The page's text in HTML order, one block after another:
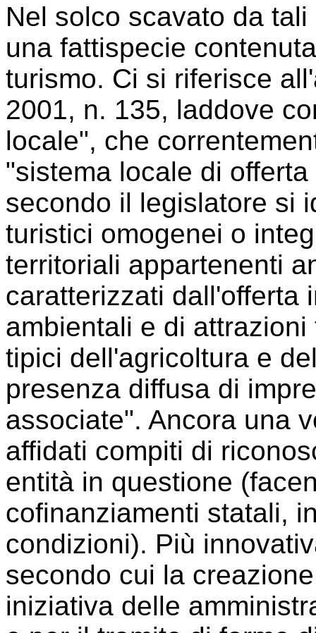
Nel solco scavato da
una fattispecie
turismo. Ci si riferisce
2001, n. 135, laddove
locale", che
"sistema locale di
secondo il legislatore si
turistici omogenei o
territoriali appartenenti
caratterizzati dall'offerta
ambientali e di
tipici dell'agricoltura e
presenza diffusa di
associate". Ancora una
affidati compiti di
entità in questione
cofinanziamenti statali,
condizioni). Più
secondo cui la
iniziativa delle